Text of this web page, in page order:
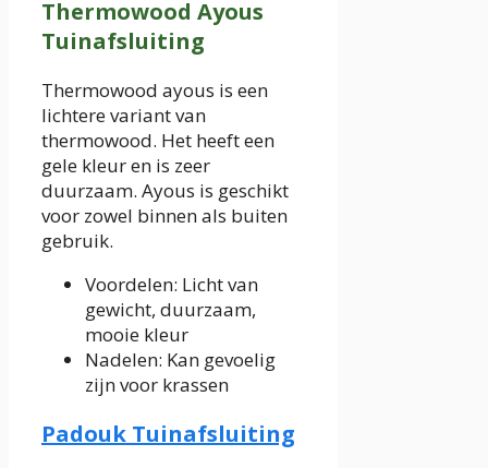
Thermowood Ayous
Tuinafsluiting
Thermowood ayous is een
lichtere variant van
thermowood. Het heeft een
gele kleur en is zeer
duurzaam. Ayous is geschikt
voor zowel binnen als buiten
gebruik.
Voordelen: Licht van
gewicht, duurzaam,
mooie kleur
Nadelen: Kan gevoelig
zijn voor krassen
Padouk Tuinafsluiting